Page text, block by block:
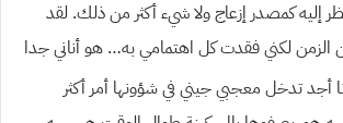
إليه كمصدر إزعاج ولا شيء أكثر من ذلك. لقد
الزمن لكني فقدت كل اهتمامي به… هو أناني جدا
أجد تدخل معجبي جيني في شؤونها أمر أكثر